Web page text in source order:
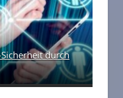
durch